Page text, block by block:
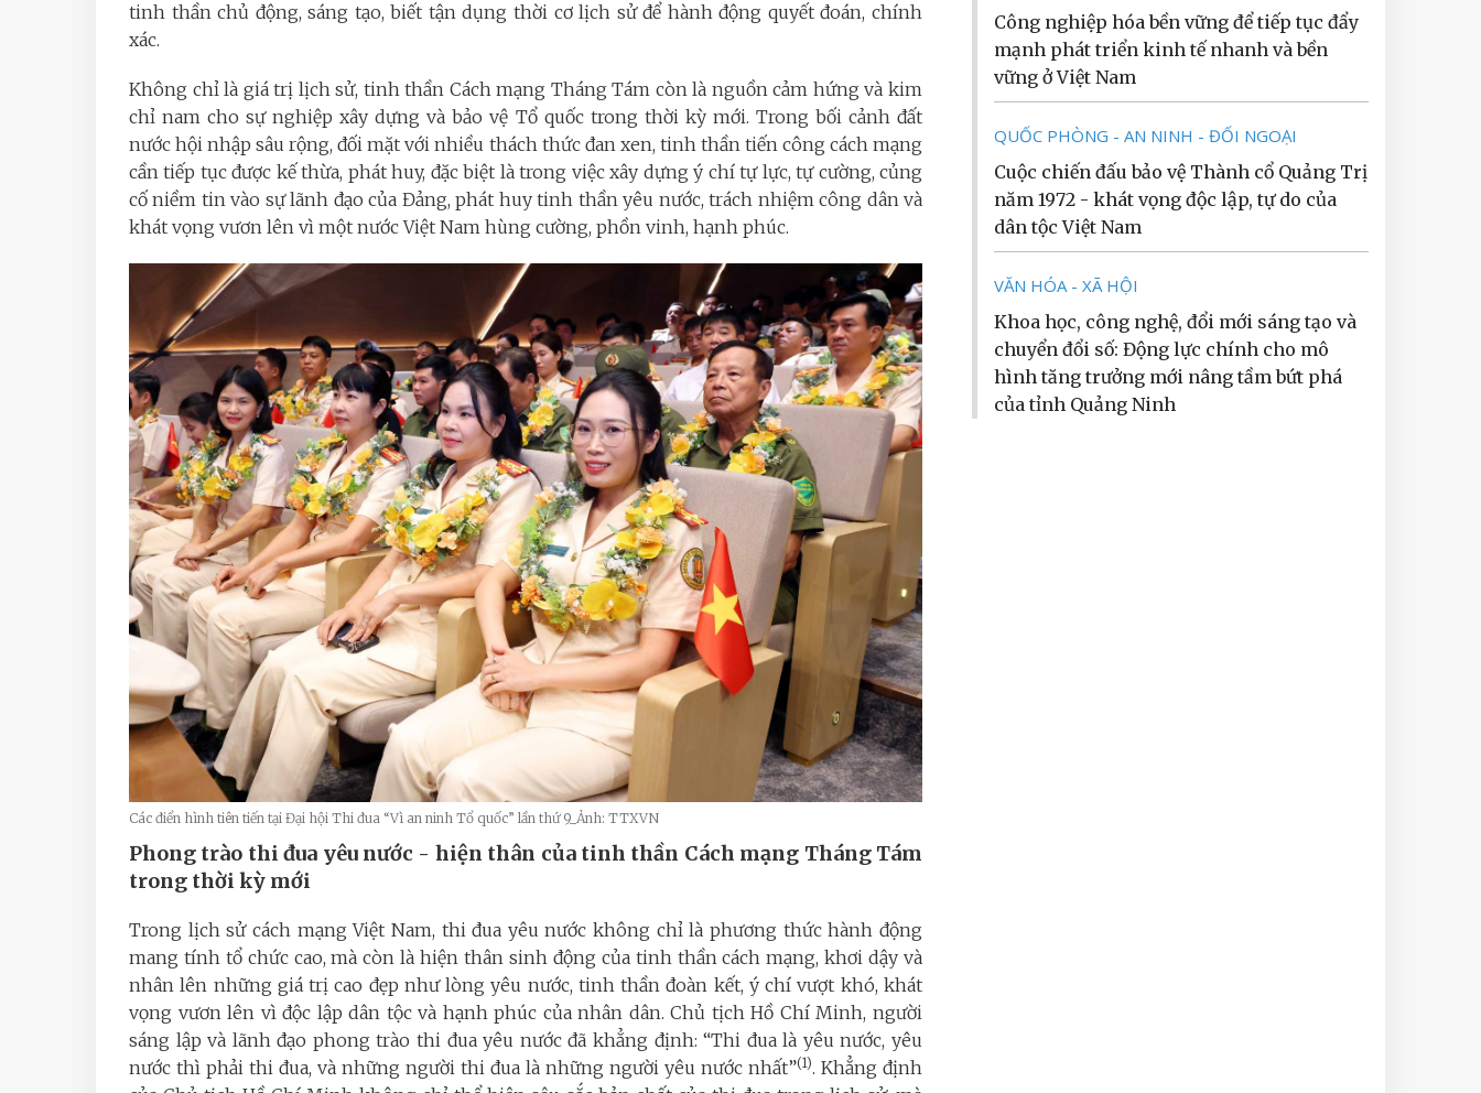
tinh thần chủ động, sáng tạo, biết tận dụng thời cơ lịch sử để hành động quyết đoán, chính
xác.
Không chỉ là giá trị lịch sử, tinh thần Cách mạng Tháng Tám còn là nguồn cảm hứng và kim
chỉ nam cho sự nghiệp xây dựng và bảo vệ Tổ quốc trong thời kỳ mới. Trong bối cảnh đất
nước hội nhập sâu rộng, đối mặt với nhiều thách thức đan xen, tinh thần tiến công cách mạng
cần tiếp tục được kế thừa, phát huy, đặc biệt là trong việc xây dựng ý chí tự lực, tự cường, củng
cố niềm tin vào sự lãnh đạo của Đảng, phát huy tinh thần yêu nước, trách nhiệm công dân và
khát vọng vươn lên vì một nước Việt Nam hùng cường, phồn vinh, hạnh phúc.
Các điển hình tiên tiến tại Đại hội Thi đua “Vì an ninh Tổ quốc” lần thứ 9_Ảnh: TTXVN
Phong trào thi đua yêu nước - hiện thân của tinh thần Cách mạng Tháng Tám
trong thời kỳ mới
Trong lịch sử cách mạng Việt Nam, thi đua yêu nước không chỉ là phương thức hành động
mang tính tổ chức cao, mà còn là hiện thân sinh động của tinh thần cách mạng, khơi dậy và
nhân lên những giá trị cao đẹp như lòng yêu nước, tinh thần đoàn kết, ý chí vượt khó, khát
vọng vươn lên vì độc lập dân tộc và hạnh phúc của nhân dân. Chủ tịch Hồ Chí Minh, người
sáng lập và lãnh đạo phong trào thi đua yêu nước đã khẳng định: “Thi đua là yêu nước, yêu
nước thì phải thi đua, và những người thi đua là những người yêu nước nhất”(1). Khẳng định
Công nghiệp hóa bền vững để tiếp tục đẩy
mạnh phát triển kinh tế nhanh và bền
vững ở Việt Nam
QUỐC PHÒNG - AN NINH - ĐỐI NGOẠI
Cuộc chiến đấu bảo vệ Thành cổ Quảng Trị
năm 1972 - khát vọng độc lập, tự do của
dân tộc Việt Nam
VĂN HÓA - XÃ HỘI
Khoa học, công nghệ, đổi mới sáng tạo và
chuyển đổi số: Động lực chính cho mô
hình tăng trưởng mới nâng tầm bứt phá
của tỉnh Quảng Ninh